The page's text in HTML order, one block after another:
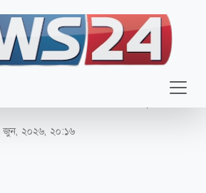
ইরানের আশপাশ থেকে
প্রত্যাহার করবে যুক্তরাষ্ট্র
জুন, ২০২৬, ২০:১৬